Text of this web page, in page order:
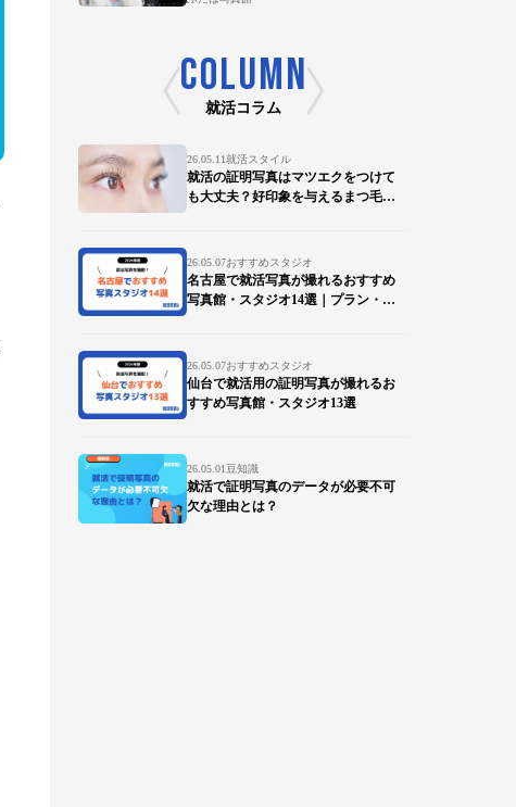
COLUMN
就活コラム
26.05.11就活スタイル
就活の証明写真はマツエクをつけて
も大丈夫？好印象を与えるまつ毛の
26.05.07おすすめスタジオ
名古屋で就活写真が撮れるおすすめ
写真館・スタジオ14選｜プラン・デ
26.05.07おすすめスタジオ
仙台で就活用の証明写真が撮れるお
すすめ写真館・スタジオ13選
26.05.01豆知識
就活で証明写真のデータが必要不可
欠な理由とは？